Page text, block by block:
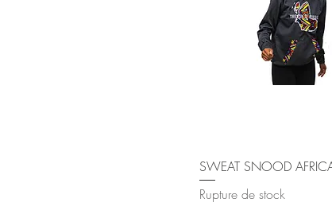
SWEAT SNOOD
Rupture de stock